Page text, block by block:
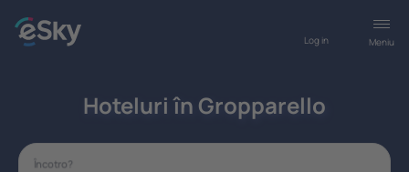
Meniu
Log in
Hoteluri în Gropparello